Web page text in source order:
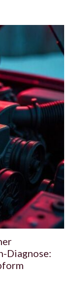
Diagnose: